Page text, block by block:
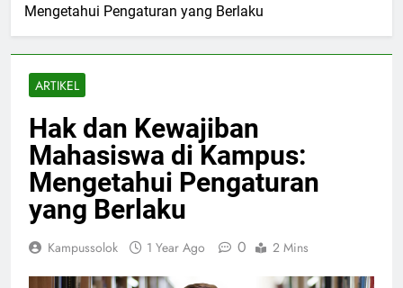
Mengetahui Pengaturan yang Berlaku
ARTIKEL
Hak dan Kewajiban
Mahasiswa di Kampus:
Mengetahui Pengaturan
yang Berlaku
Kampussolok 1 Year Ago 0 2 Mins